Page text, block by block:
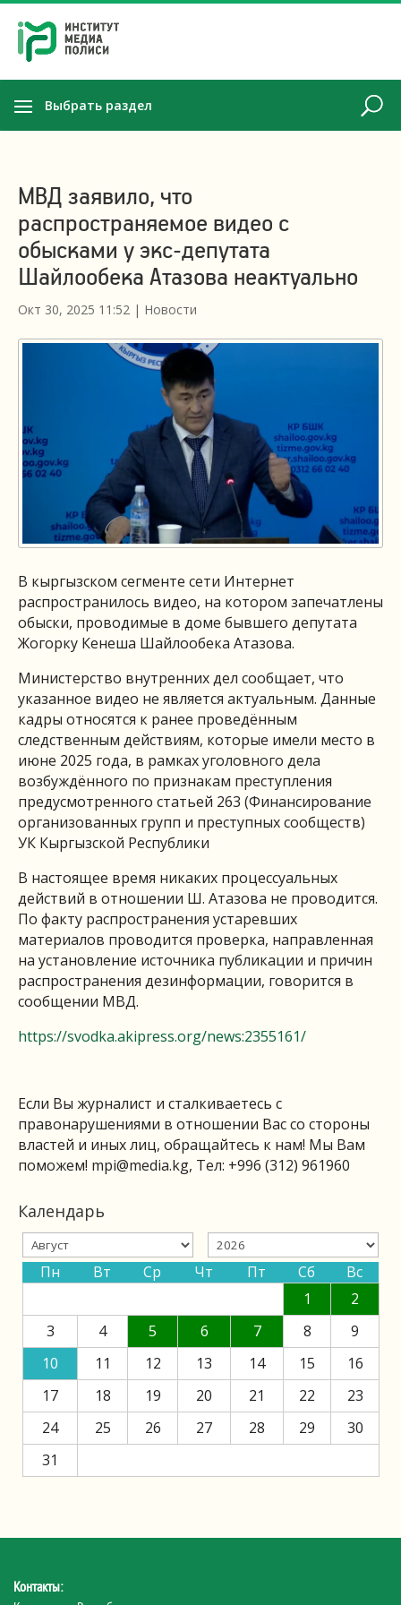
Выбрать раздел
МВД заявило, что
распространяемое видео с
обысками у экс-депутата
Шайлообека Атазова неактуально
Окт 30, 2025 11:52 | Новости
В кыргызском сегменте сети Интернет
распространилось видео, на котором запечатлены
обыски, проводимые в доме бывшего депутата
Жогорку Кенеша Шайлообека Атазова.
Министерство внутренних дел сообщает, что
указанное видео не является актуальным. Данные
кадры относятся к ранее проведённым
следственным действиям, которые имели место в
июне 2025 года, в рамках уголовного дела
возбуждённого по признакам преступления
предусмотренного статьей 263 (Финансирование
организованных групп и преступных сообществ)
УК Кыргызской Республики
В настоящее время никаких процессуальных
действий в отношении Ш. Атазова не проводится.
По факту распространения устаревших
материалов проводится проверка, направленная
на установление источника публикации и причин
распространения дезинформации, говорится в
сообщении МВД.
https://svodka.akipress.org/news:2355161/
Если Вы журналист и сталкиваетесь с
правонарушениями в отношении Вас со стороны
властей и иных лиц, обращайтесь к нам! Мы Вам
поможем! mpi@media.kg, Тел: +996 (312) 961960
Календарь
Пн Вт Ср Чт Пт Сб
Вс
1
2
3
4 5 6 7 8
9
10
11 12 13 14 15
16
17
18 19 20 21 22
23
24
25 26 27 28 29
30
31
Контакты: